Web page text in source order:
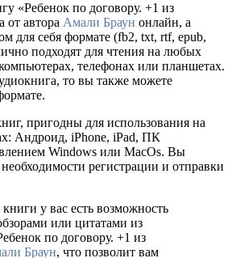
«Ребенок по договору. +1 из
от автора Амали Браун онлайн, а
для себя формате (fb2, txt, rtf, epub,
подходят для чтения на любых
телефонах или планшетах.
то вы также можете
пригодны для использования на
Андроид, iPhone, iPad, ПК
Windows или MacOs. Вы
регистрации и отправки
книги у вас есть возможность
или цитатами из
по договору. +1 из
Браун, что позволит вам